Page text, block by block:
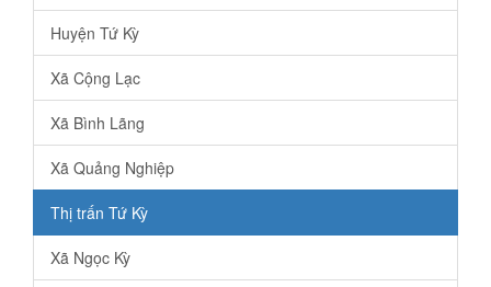
Huyện Tứ Kỳ
Xã Cộng Lạc
Xã Bình Lãng
Xã Quảng Nghiệp
Thị trấn Tứ Kỳ
Xã Ngọc Kỳ